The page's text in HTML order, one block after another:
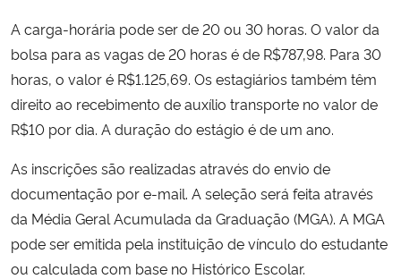
Secretaria de Governo
Gabinete de Segurança Institucional
Banco Central do Brasil
Planalto
A carga-horária pode ser de 20 ou 30 horas. O valor da
bolsa para as vagas de 20 horas é de R$787,98. Para 30
horas, o valor é R$1.125,69. Os estagiários também têm
direito ao recebimento de auxílio transporte no valor de
R$10 por dia. A duração do estágio é de um ano.
As inscrições são realizadas através do envio de
documentação por e-mail. A seleção será feita através
da Média Geral Acumulada da Graduação (MGA). A MGA
pode ser emitida pela instituição de vínculo do estudante
ou calculada com base no Histórico Escolar.